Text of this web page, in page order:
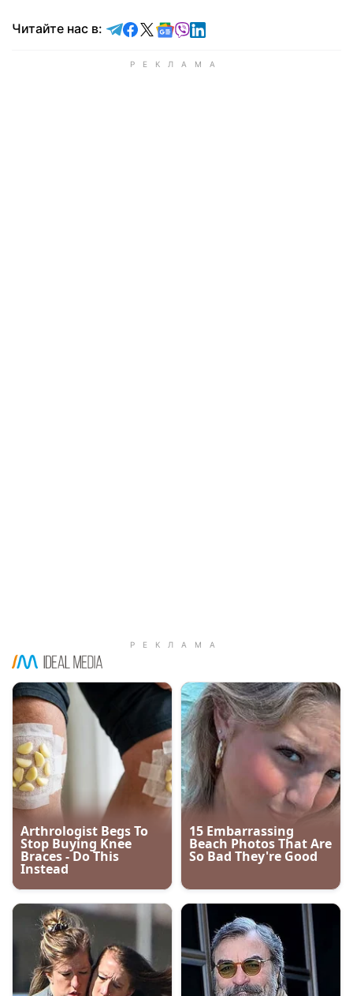
Читайте нас в: Читайте в Telegram
Читайте в Facebook
Читайте в X
Читайте в Google news
Читайте в Viber
Читайте в LinkedIn